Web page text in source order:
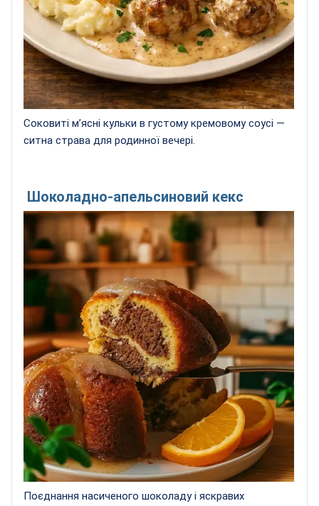
Соковиті м’ясні кульки в густому кремовому соусі —
ситна страва для родинної вечері.
Шоколадно-апельсиновий кекс
Поєднання насиченого шоколаду і яскравих